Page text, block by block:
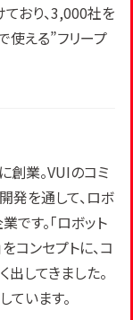
おり、3,000社を
使える”フリープ
創業。VUIのコミ
発を通して、ロボ
す。「ロボット
コンセプトに、コ
してきました。
います。